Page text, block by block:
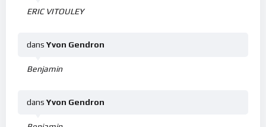
ERIC VITOULEY
Benjamin
dans Yvon Gendron
dans Yvon Gendron